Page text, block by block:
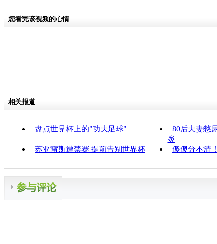
您看完该视频的心情
相关报道
盘点世界杯上的"功夫足球"
80后夫妻憋
炎
苏亚雷斯遭禁赛 提前告别世界杯
傻傻分不清